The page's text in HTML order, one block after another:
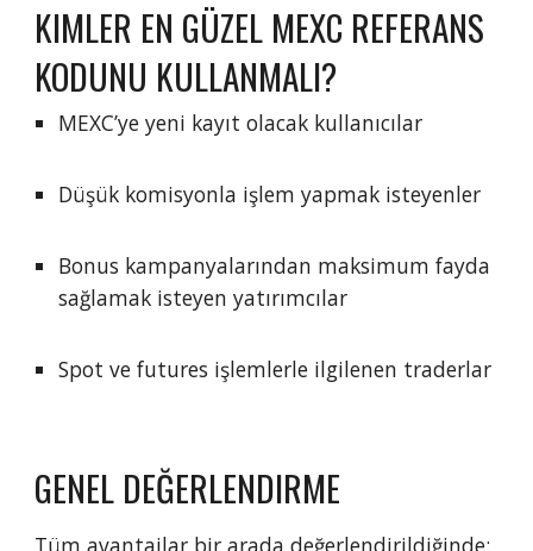
KIMLER EN GÜZEL MEXC REFERANS
KODUNU KULLANMALI?
MEXC’ye yeni kayıt olacak kullanıcılar
Düşük komisyonla işlem yapmak isteyenler
Bonus kampanyalarından maksimum fayda
sağlamak isteyen yatırımcılar
Spot ve futures işlemlerle ilgilenen traderlar
GENEL DEĞERLENDIRME
Tüm avantajlar bir arada değerlendirildiğinde: